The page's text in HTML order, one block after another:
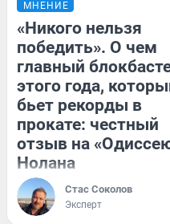
МНЕНИЕ
«Никого нельзя
победить». О чем
главный
этого года,
бьет рекорды в
прокате: честный
отзыв на
Нолана
Стас Соколов
Эксперт